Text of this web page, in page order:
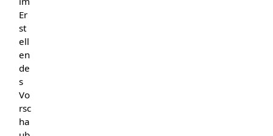
Er
st
ell
en
de
s
Vo
rsc
ha